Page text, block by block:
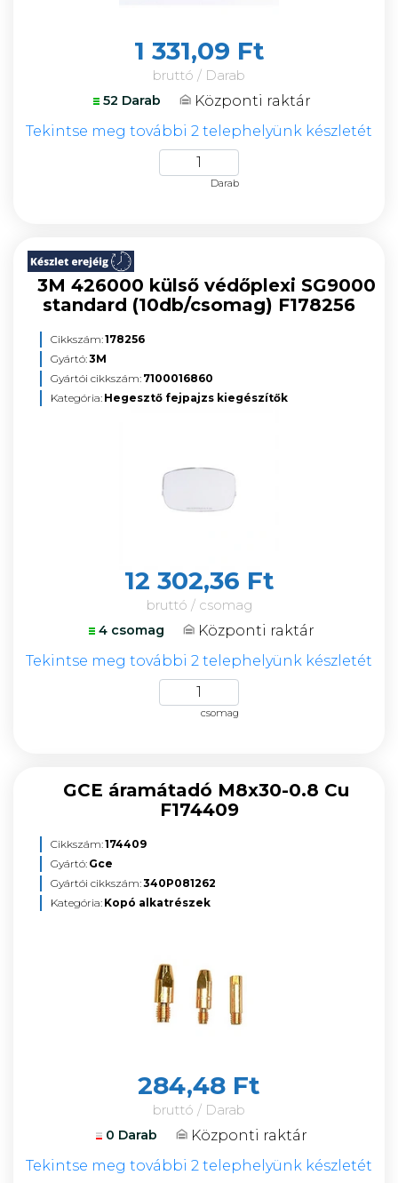
1 331,09 Ft
bruttó / Darab
52 Darab
Központi raktár
Tekintse meg további 2 telephelyünk készletét
Darab
3M 426000 külső védőplexi SG9000
standard (10db/csomag) F178256
Cikkszám:178256
Gyártó:3M
Gyártói cikkszám: 7100016860
Kategória: Hegesztő fejpajzs kiegészítők
12 302,36 Ft
bruttó / csomag
4 csomag
Központi raktár
Tekintse meg további 2 telephelyünk készletét
csomag
GCE áramátadó M8x30-0.8 Cu
F174409
Cikkszám:174409
Gyártó: Gce
Gyártói cikkszám:340P081262
Kategória: Kopó alkatrészek
284,48 Ft
bruttó / Darab
0 Darab
Központi raktár
Tekintse meg további 2 telephelyünk készletét